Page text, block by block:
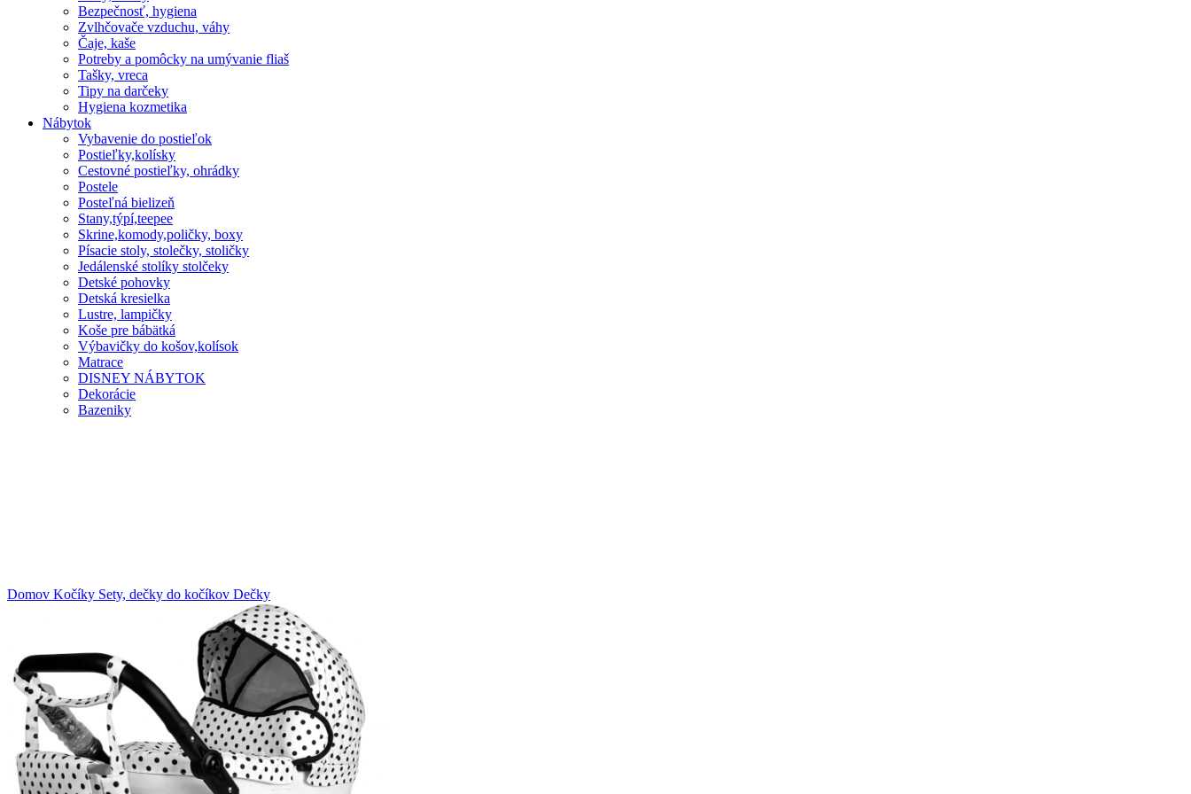
Bezpečnosť, hygiena
Zvlhčovače vzduchu, váhy
Čaje, kaše
Potreby a pomôcky na umývanie fliaš
Tašky, vreca
Tipy na darčeky
Hygiena kozmetika
Nábytok
Vybavenie do postieľok
Postieľky,kolísky
Cestovné postieľky, ohrádky
Postele
Posteľná bielizeň
Stany,týpí,teepee
Skrine,komody,poličky, boxy
Písacie stoly, stolečky, stoličky
Jedálenské stolíky stolčeky
Detské pohovky
Detská kresielka
Lustre, lampičky
Koše pre bábätká
Výbavičky do košov,kolísok
Matrace
DISNEY NÁBYTOK
Dekorácie
Bazeniky
Domov Kočíky Sety, dečky do kočíkov Dečky